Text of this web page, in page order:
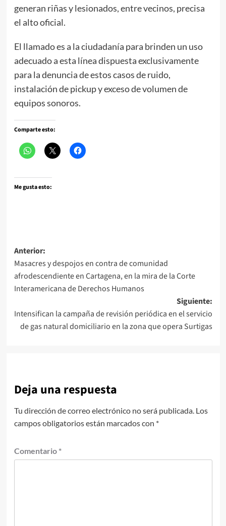
generan riñas y lesionados, entre vecinos, precisa
el alto oficial.
El llamado es a la ciudadanía para brinden un uso
adecuado a esta línea dispuesta exclusivamente
para la denuncia de estos casos de ruido,
instalación de pickup y exceso de volumen de
equipos sonoros.
Comparte esto:
Me gusta esto:
Navegación
de
entradas
Anterior:
Masacres y despojos en contra de comunidad
afrodescendiente en Cartagena, en la mira de la Corte
Interamericana de Derechos Humanos
Siguiente:
Intensifican la campaña de revisión periódica en el servicio
de gas natural domiciliario en la zona que opera Surtigas
Deja una respuesta
Tu dirección de correo electrónico no será publicada. Los
campos obligatorios están marcados con *
Comentario *